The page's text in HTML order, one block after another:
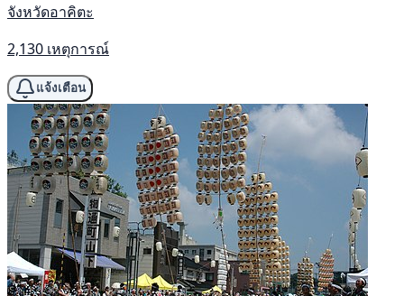
จังหวัดอาคิตะ
2,130 เหตุการณ์
แจ้งเตือน